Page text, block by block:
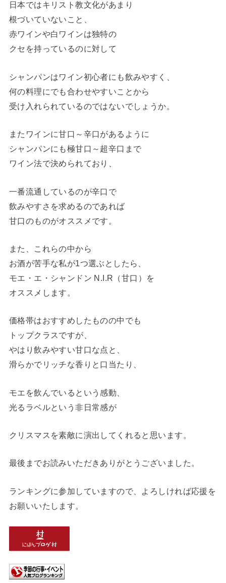
日本ではキリスト教文化があまり
根づいていないこと、
赤ワインや白ワインは独特の
クセを持っているのに対して
シャンパンはワイン初心者にも飲みやすく、
何の料理にでも合わせやすいことから
受け入れられているのではないでしょうか。
またワインに甘口～辛口があるように
シャンパンにも極甘口～超辛口まで
ワイン法で決められており、
一番流通しているのが辛口で
飲みやすさを求めるのであれば
甘口のものがオススメです。
また、これらの中から
お酒が苦手な私が1つ選ぶとしたら、
モエ・エ・シャンドン N.I.R（甘口）を
オススメします。
価格帯はおすすめしたものの中でも
トップクラスですが、
やはり飲みやすい甘口な点と、
滑らかでリッチな香りと口当たり、
モエを飲んでいるという感動、
光るラベルという非日常感が
クリスマスを素敵に演出してくれると思います。
最後までお読みいただきありがとうございました。
ランキングに参加していますので、よろしければ応援を
お願いいたします。